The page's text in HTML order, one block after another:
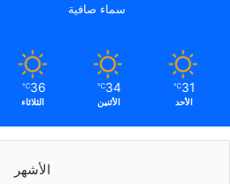
سماء صافية
31
℃
الأحد
34
℃
الأثنين
36
℃
الثلاثاء
الأشهر